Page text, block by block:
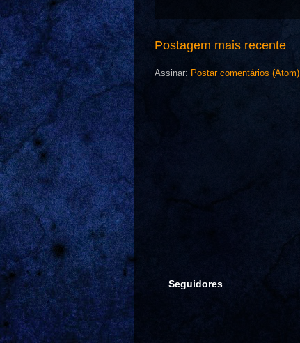
Postagem mais recente
Assinar: Postar comentários (Atom)
Seguidores